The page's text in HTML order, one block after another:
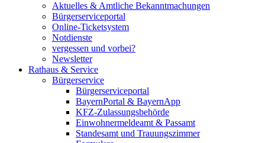
Aktuelles & Amtliche Bekanntmachungen
Bürgerserviceportal
Online-Ticketsystem
Notdienste
vergessen und vorbei?
Newsletter
Rathaus & Service
Bürgerservice
Bürgerserviceportal
BayernPortal & BayernApp
KFZ-Zulassungsbehörde
Einwohnermeldeamt & Passamt
Standesamt und Trauungszimmer